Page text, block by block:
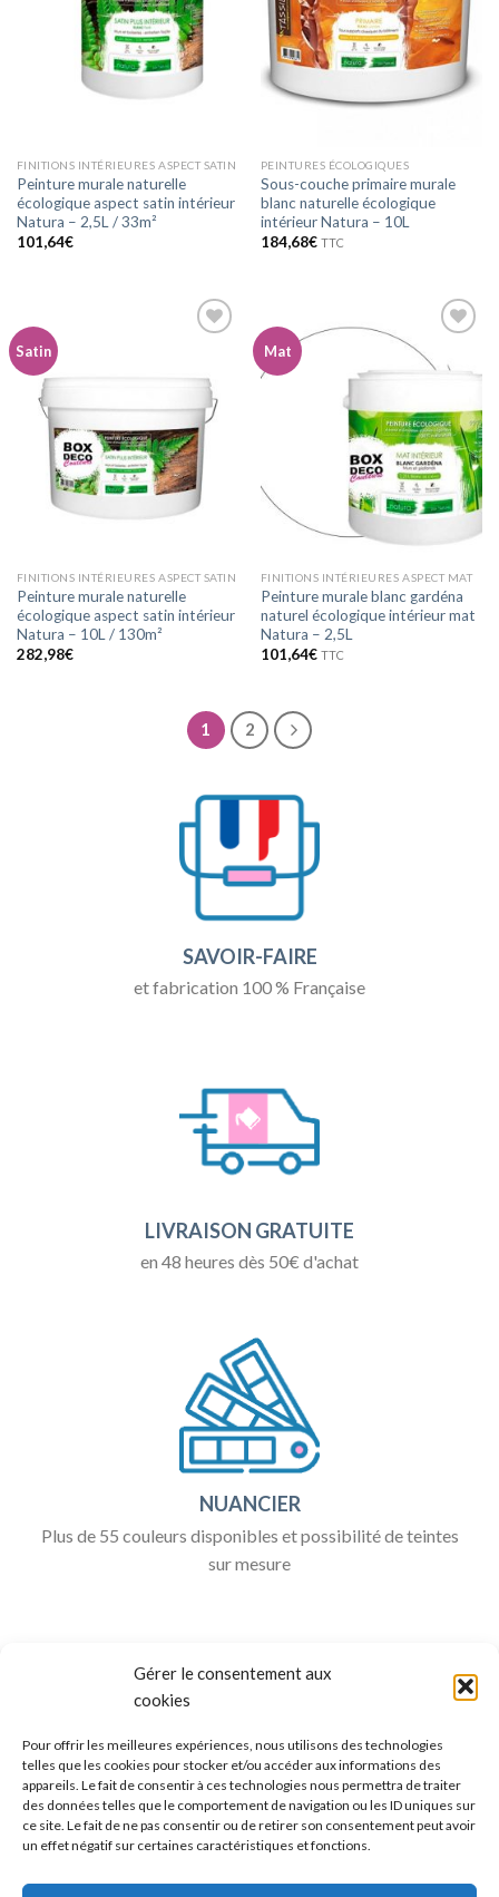
Gérer le consentement aux
cookies
Pour offrir les meilleures expériences, nous utilisons des technologies
telles que les cookies pour stocker et/ou accéder aux informations des
appareils. Le fait de consentir à ces technologies nous permettra de traiter
des données telles que le comportement de navigation ou les ID uniques sur
ce site. Le fait de ne pas consentir ou de retirer son consentement peut avoir
un effet négatif sur certaines caractéristiques et fonctions.
wishlist
FINITIONS INTÉRIEURES ASPECT SATIN
Peinture murale naturelle
écologique aspect satin intérieur
Natura – 2,5L / 33m²
101,64€
wishlist
PEINTURES ÉCOLOGIQUES
Sous-couche primaire murale
blanc naturelle écologique
intérieur Natura – 10L
184,68€ TTC
Satin
Ajouter
à la
wishlist
FINITIONS INTÉRIEURES ASPECT SATIN
Peinture murale naturelle
écologique aspect satin intérieur
Natura – 10L / 130m²
282,98€
Mat
wishlist
FINITIONS INTÉRIEURES ASPECT MAT
Peinture murale blanc gardéna
naturel écologique intérieur mat
Natura – 2,5L
101,64€ TTC
1 2
SAVOIR-FAIRE
et fabrication 100 % Française
LIVRAISON GRATUITE
en 48 heures dès 50€ d'achat
NUANCIER
Plus de 55 couleurs disponibles et possibilité de teintes
sur mesure
ALLO BOX DÉCO
Une question ?